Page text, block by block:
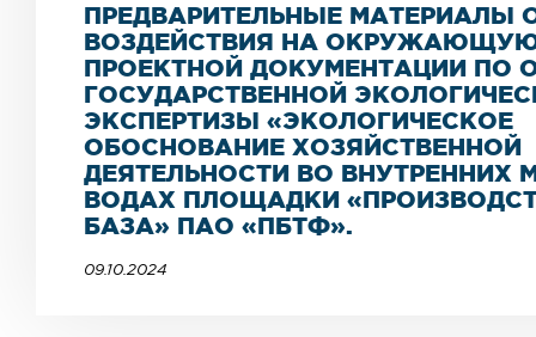
ПРЕДВАРИТЕЛЬНЫЕ МАТЕРИАЛЫ
ВОЗДЕЙСТВИЯ НА
ПРОЕКТНОЙ ДОКУМЕНТАЦИИ ПО
ГОСУДАРСТВЕННОЙ
ЭКСПЕРТИЗЫ «ЭКОЛОГИЧЕСКОЕ
ОБОСНОВАНИЕ ХОЗЯЙСТВЕННОЙ
ДЕЯТЕЛЬНОСТИ ВО ВНУТРЕННИХ
ВОДАХ ПЛОЩАДКИ
БАЗА» ПАО «ПБТФ».
09.10.2024